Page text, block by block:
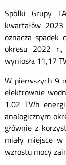
Spółki Grupy
kwartałów
oznacza spadek
okresu 2022 r.,
wyniosła 11,17
W pierwszych 9
elektrownie
1,02 TWh
analogicznym
głównie z
miały miejsce
wzrostu mocy